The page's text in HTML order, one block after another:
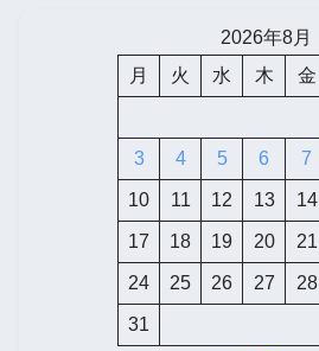
2026年8月
月
火 水 木 金
3 4 5 6 7
10 11 12 13 14
17 18 19 20 21
24 25 26 27 28
31